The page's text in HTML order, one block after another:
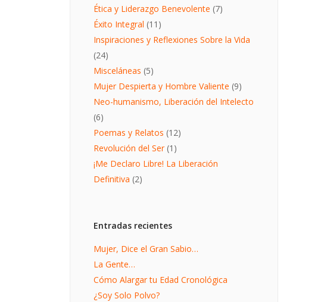
Ética y Liderazgo Benevolente (7)
Éxito Integral (11)
Inspiraciones y Reflexiones Sobre la Vida
(24)
Misceláneas (5)
Mujer Despierta y Hombre Valiente (9)
Neo-humanismo, Liberación del Intelecto
(6)
Poemas y Relatos (12)
Revolución del Ser(1)
¡Me Declaro Libre! La Liberación
Definitiva (2)
Entradas recientes
Mujer, Dice el Gran Sabio…
La Gente…
Cómo Alargar tu Edad Cronológica
¿Soy Solo Polvo?